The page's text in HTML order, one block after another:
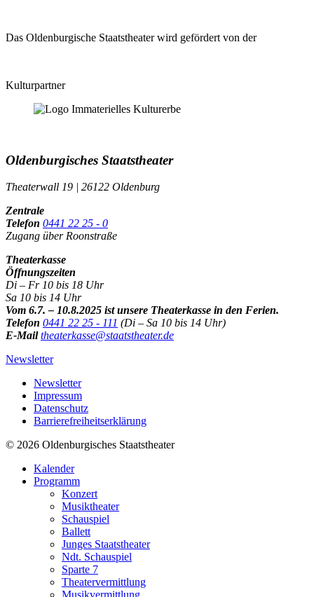
Das Oldenburgische Staatstheater wird gefördert von der
Kulturpartner
Oldenburgisches Staatstheater
Theaterwall 19 | 26122 Oldenburg
Zentrale
Telefon 0441 22 25 - 0
Zugang über Roonstraße
Theaterkasse
Öffnungszeiten
Di – Fr 10 bis 18 Uhr
Sa 10 bis 14 Uhr
Vom 6.7. – 10.8.2025 ist unsere Theaterkasse in den Ferien.
Telefon 0441 22 25 - 111 (Di – Sa 10 bis 14 Uhr)
E-Mail theaterkasse@staatstheater.de
Newsletter
Newsletter
Impressum
Datenschutz
Barrierefreiheitserklärung
© 2026 Oldenburgisches Staatstheater
Kalender
Programm
Konzert
Musiktheater
Schauspiel
Ballett
Junges Staatstheater
Ndt. Schauspiel
Sparte 7
Theatervermittlung